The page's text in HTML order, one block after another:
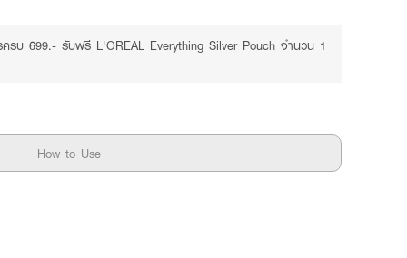
รบ 699.- รับฟรี L'OREAL Everything Silver Pouch จำนวน 1
How to Use